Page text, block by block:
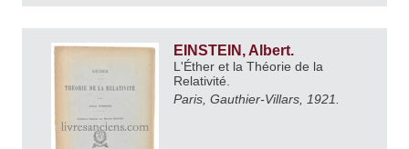
EINSTEIN, Albert.
L'Éther et la Théorie de la
Relativité.
Paris, Gauthier-Villars, 1921.